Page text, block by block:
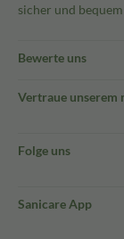
sicher und bequem
Bewerte uns
Vertraue unserem
Folge uns
Sanicare App